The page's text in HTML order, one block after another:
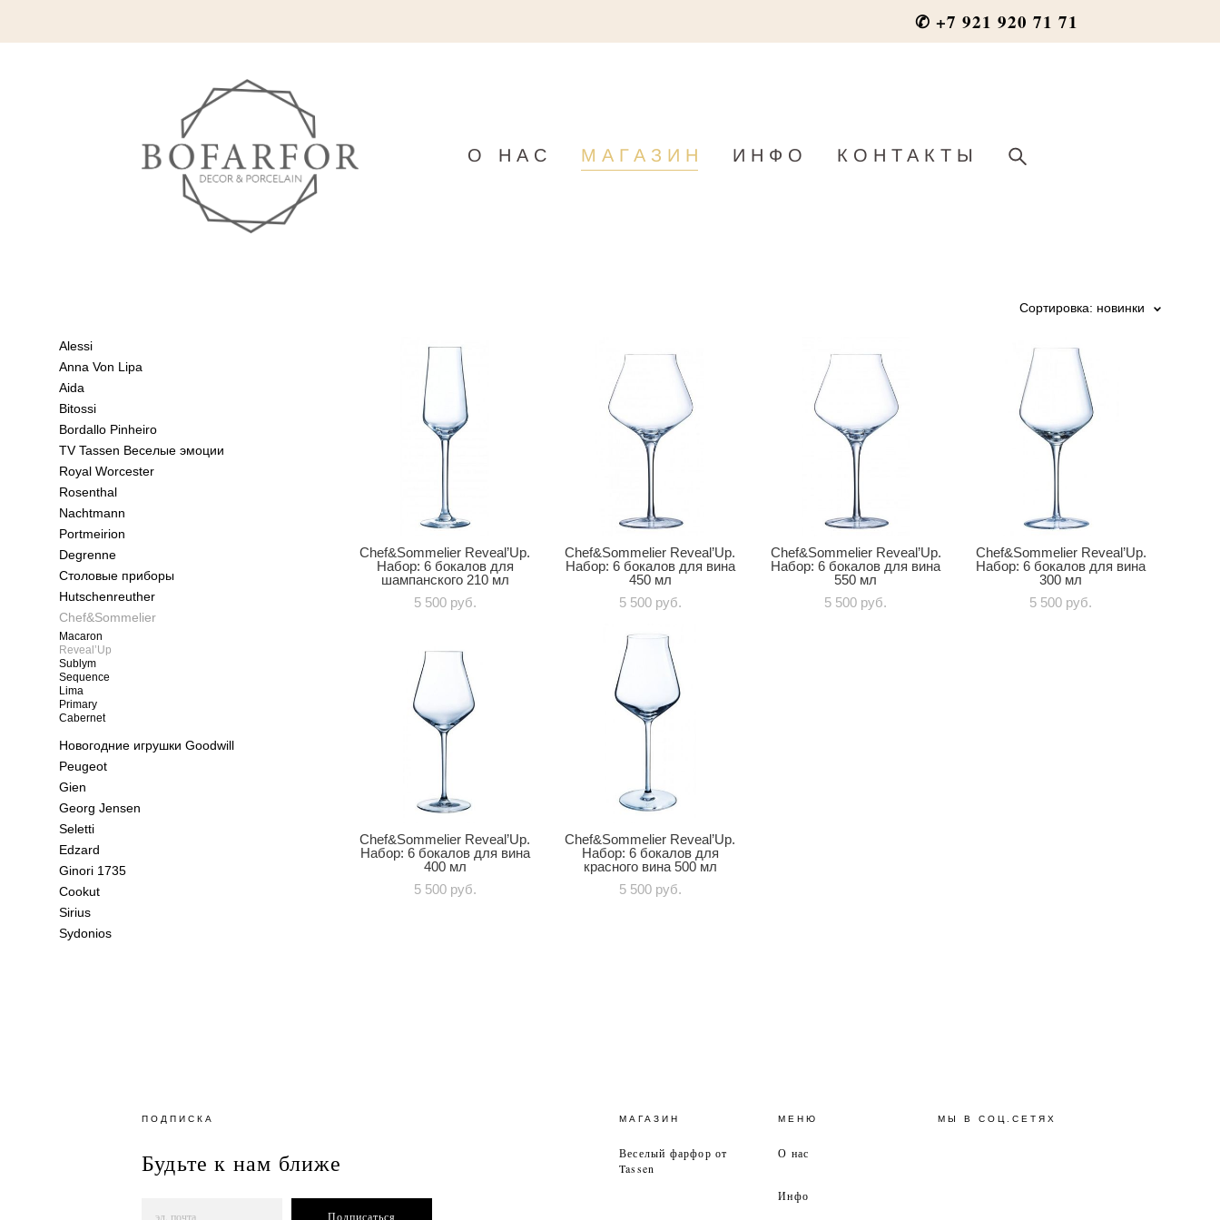
✆ +7 921 920 71 71
О НАС МАГАЗИН ИНФО КОНТАКТЫ
Alessi
Anna Von Lipa
Aida
Bitossi
Bordallo Pinheiro
TV Tassen Веселые эмоции
Royal Worcester
Rosenthal
Nachtmann
Portmeirion
Degrenne
Столовые приборы
Hutschenreuther
Chef&Sommelier
Macaron
Reveal’Up
Sublym
Sequence
Lima
Primary
Cabernet
Новогодние игрушки Goodwill
Peugeot
Gien
Georg Jensen
Seletti
Edzard
Ginori 1735
Cookut
Sirius
Sydonios
Сортировка: новинки
Chef&Sommelier Reveal’Up.
Набор: 6 бокалов для
шампанского 210 мл
5 500 pуб.
Chef&Sommelier Reveal’Up.
Набор: 6 бокалов для вина
450 мл
5 500 pуб.
Chef&Sommelier Reveal’Up.
Набор: 6 бокалов для вина
550 мл
5 500 pуб.
Chef&Sommelier Reveal’Up.
Набор: 6 бокалов для вина
300 мл
5 500 pуб.
Chef&Sommelier Reveal’Up.
Набор: 6 бокалов для вина
400 мл
5 500 pуб.
Chef&Sommelier Reveal’Up.
Набор: 6 бокалов для
красного вина 500 мл
5 500 pуб.
ПОДПИСКА
Будьте к нам ближе
Подписаться
МАГАЗИН
Веселый фарфор от
Tassen
МЕНЮ
О нас
Инфо
МЫ В СОЦ.СЕТЯХ